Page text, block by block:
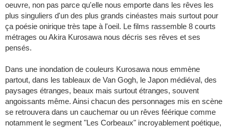
oeuvre, non pas parce qu'elle nous emporte dans les rêves les
plus singuliers d'un des plus grands cinéastes mais surtout pour
ça poésie onirique très tape à l'oeil. Le films rassemble 8 courts
métrages ou Akira Kurosawa nous décris ses rêves et ses
pensés.
Dans une inondation de couleurs Kurosawa nous emmène
partout, dans les tableaux de Van Gogh, le Japon médiéval, des
paysages étranges, beaux mais surtout étranges, souvent
angoissants même. Ainsi chacun des personnages mis en scène
se retrouvera dans un cauchemar ou un rêves féérique comme
notamment le segment "Les Corbeaux" incroyablement poétique,